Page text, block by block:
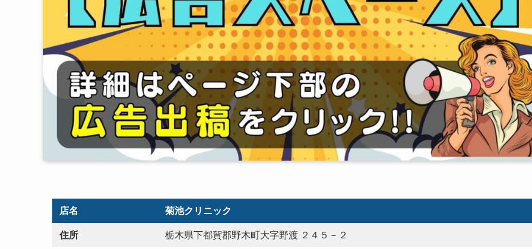
店名 菊池クリニック
住所 栃木県下都賀郡野木町大字野渡 ２４５－２